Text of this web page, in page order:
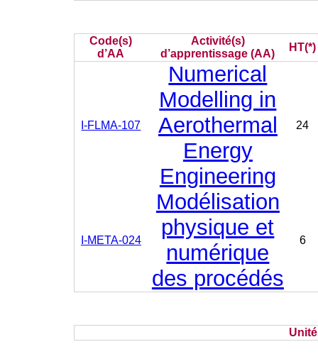
Code(s)
d’AA
Activité(s)
d’apprentissage (AA)
HT(*)
I-FLMA-107
Numerical
Modelling in
Aerothermal
Energy
Engineering
24
I-META-024
Modélisation
physique et
numérique
des procédés
6